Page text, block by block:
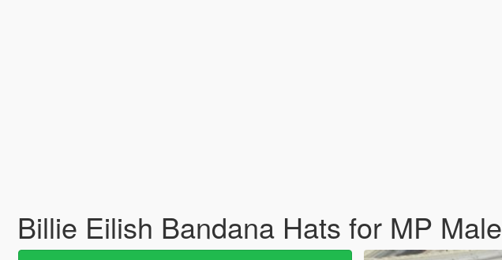
Billie Eilish Bandana Hats for MP Male